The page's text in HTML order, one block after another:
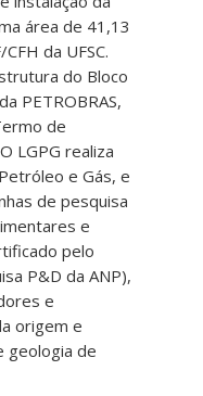
área de 41,13
da UFSC.
do Bloco
PETROBRAS,
de
LGPG realiza
e Gás, e
de pesquisa
e
pelo
P&D da ANP),
e
origem e
geologia de